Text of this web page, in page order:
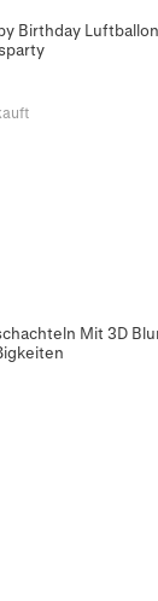
Birthday
Mit 3D